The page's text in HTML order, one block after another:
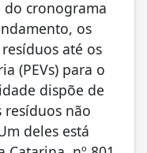
do cronograma
os
até os
(PEVs) para o
dispõe de
resíduos não
deles está